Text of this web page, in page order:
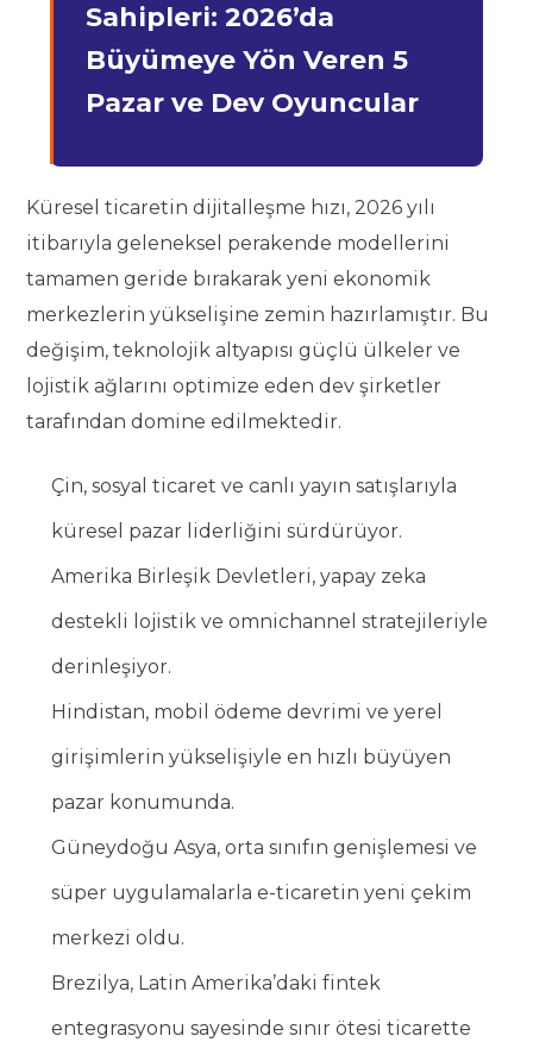
Sahipleri: 2026’da
Büyümeye Yön Veren 5
Pazar ve Dev Oyuncular
Küresel ticaretin dijitalleşme hızı, 2026 yılı
itibarıyla geleneksel perakende modellerini
tamamen geride bırakarak yeni ekonomik
merkezlerin yükselişine zemin hazırlamıştır. Bu
değişim, teknolojik altyapısı güçlü ülkeler ve
lojistik ağlarını optimize eden dev şirketler
tarafından domine edilmektedir.
Çin, sosyal ticaret ve canlı yayın satışlarıyla
küresel pazar liderliğini sürdürüyor.
Amerika Birleşik Devletleri, yapay zeka
destekli lojistik ve omnichannel stratejileriyle
derinleşiyor.
Hindistan, mobil ödeme devrimi ve yerel
girişimlerin yükselişiyle en hızlı büyüyen
pazar konumunda.
Güneydoğu Asya, orta sınıfın genişlemesi ve
süper uygulamalarla e-ticaretin yeni çekim
merkezi oldu.
Brezilya, Latin Amerika’daki fintek
entegrasyonu sayesinde sınır ötesi ticarette